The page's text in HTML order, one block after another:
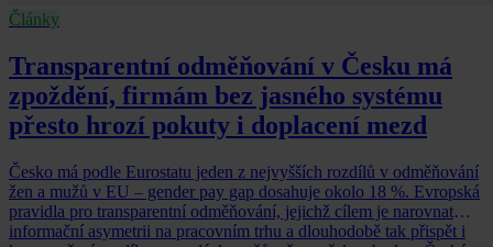
Články
Transparentní odměňování v Česku má
zpoždění, firmám bez jasného systému
přesto hrozí pokuty i doplacení mezd
Česko má podle Eurostatu jeden z nejvyšších rozdílů v odměňování
žen a mužů v EU – gender pay gap dosahuje okolo 18 %. Evropská
pravidla pro transparentní odměňování, jejichž cílem je narovnat
informační asymetrii na pracovním trhu a dlouhodobě tak přispět i